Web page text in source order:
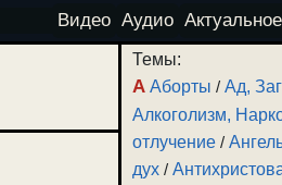
Видео Аудио Актуальное
Темы:
А Аборты /Ад,
Алкоголизм,
отлучение /
дух /